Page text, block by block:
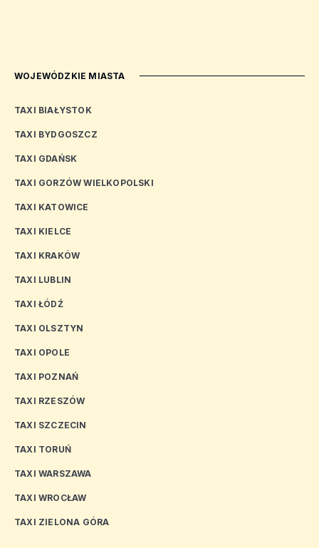
WOJEWÓDZKIE MIASTA
TAXI BIAŁYSTOK
TAXI BYDGOSZCZ
TAXI GDAŃSK
TAXI GORZÓW WIELKOPOLSKI
TAXI KATOWICE
TAXI KIELCE
TAXI KRAKÓW
TAXI LUBLIN
TAXI ŁÓDŹ
TAXI OLSZTYN
TAXI OPOLE
TAXI POZNAŃ
TAXI RZESZÓW
TAXI SZCZECIN
TAXI TORUŃ
TAXI WARSZAWA
TAXI WROCŁAW
TAXI ZIELONA GÓRA